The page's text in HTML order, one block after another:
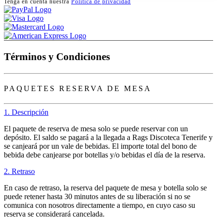
Términos y Condiciones
PAQUETES RESERVA DE MESA
1. Descripción
El paquete de reserva de mesa solo se puede reservar con un
depósito. El saldo se pagará a la llegada a Rags Discoteca Tenerife y
se canjeará por un vale de bebidas. El importe total del bono de
bebida debe canjearse por botellas y/o bebidas el día de la reserva.
2. Retraso
En caso de retraso, la reserva del paquete de mesa y botella solo se
puede retener hasta 30 minutos antes de su liberación si no se
comunica con nosotros directamente a tiempo, en cuyo caso su
reserva se considerará cancelada.